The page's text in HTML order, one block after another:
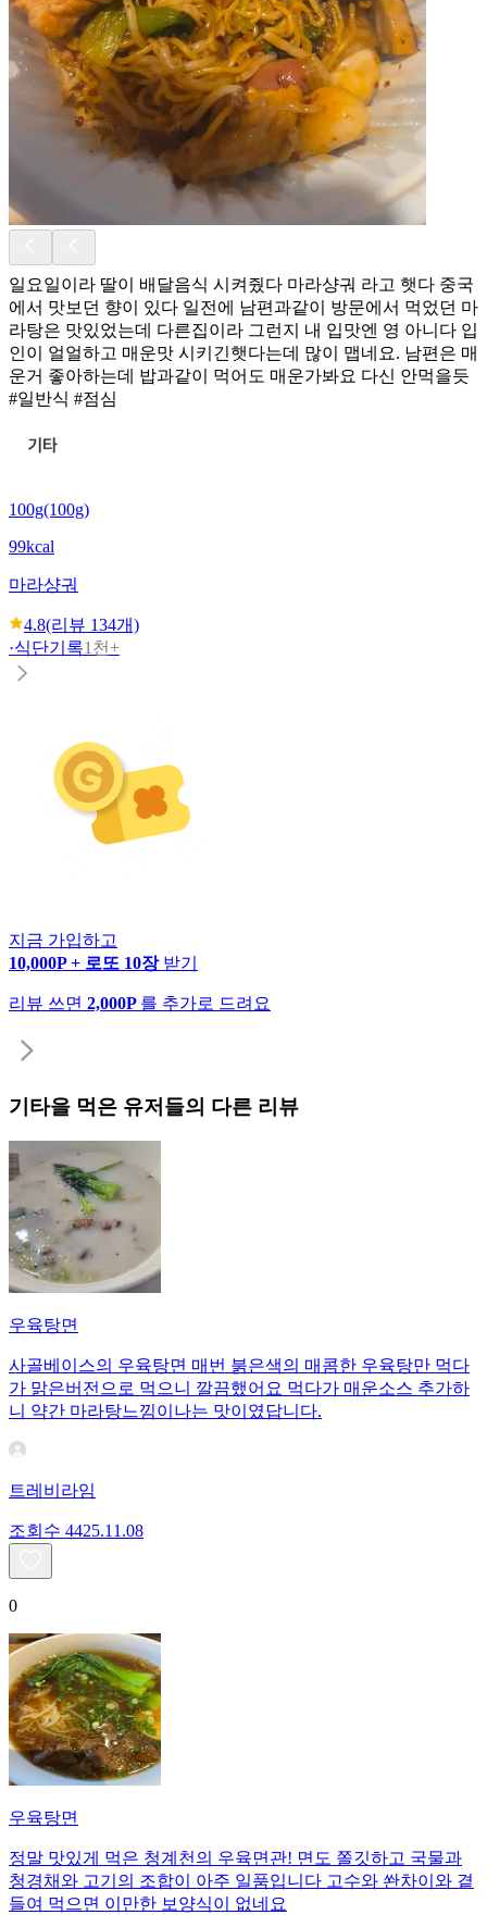
일요일이라 딸이 배달음식 시켜줬다 마라샹궈 라고 햇다 중국
에서 맛보던 향이 있다 일전에 남편과같이 방문에서 먹었던 마
라탕은 맛있었는데 다른집이라 그런지 내 입맛엔 영 아니다 입
인이 얼얼하고 매운맛 시키긴햇다는데 많이 맵네요. 남편은 매
운거 좋아하는데 밥과같이 먹어도 매운가봐요 다신 안먹을듯
#일반식 #점심
100g(100g)
99kcal
마라샹궈
4.8(리뷰 134개)
·식단기록1천+
지금 가입하고
10,000P + 로또 10장 받기
리뷰 쓰면 2,000P 를 추가로 드려요
기타을 먹은 유저들의 다른 리뷰
우육탕면
사골베이스의 우육탕면 매번 붉은색의 매콤한 우육탕만 먹다
가 맑은버전으로 먹으니 깔끔했어요 먹다가 매운소스 추가하
니 약간 마라탕느낌이나는 맛이였답니다.
트레비라임
조회수 4425.11.08
0
우육탕면
정말 맛있게 먹은 청계천의 우육면관! 면도 쫄깃하고 국물과
청경채와 고기의 조합이 아주 일품입니다 고수와 쏸차이와 곁
들여 먹으면 이만한 보양식이 없네요